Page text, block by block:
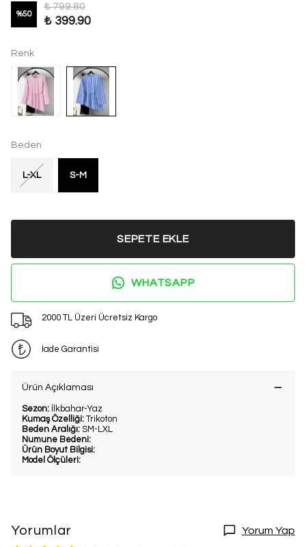
%50
₺ 799.80
₺ 399.90
Renk
Beden
L-XL S-M
SEPETE EKLE
WHATSAPP
2000 TL Üzeri Ücretsiz Kargo
İade Garantisi
Ürün Açıklaması
Sezon: İlkbahar-Yaz
Kumaş Özelliği: Trikoton
Beden Aralığı: SM-LXL
Numune Bedeni:
Ürün Boyut Bilgisi:
Model Ölçüleri:
Yorumlar Yorum Yap